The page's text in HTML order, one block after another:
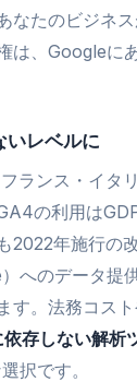
なたのビジネ
は、Googleに
いレベルに
ランス・イタ
の利用は
2022年施行の
へのデータ提
す。法務コス
存しない解析
択です。